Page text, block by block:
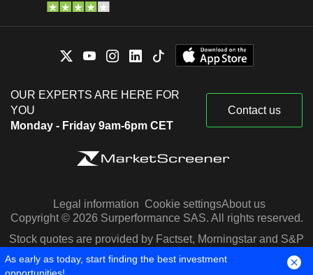
OUR EXPERTS ARE HERE FOR
YOU
Monday - Friday 9am-6pm CET
Contact us
Legal information Cookie settingsAbout us
Copyright © 2026 Surperformance SAS. All rights reserved.
Stock quotes are provided by Factset, Morningstar and S&P
Capital IQ
As early as today, start finding the best investment